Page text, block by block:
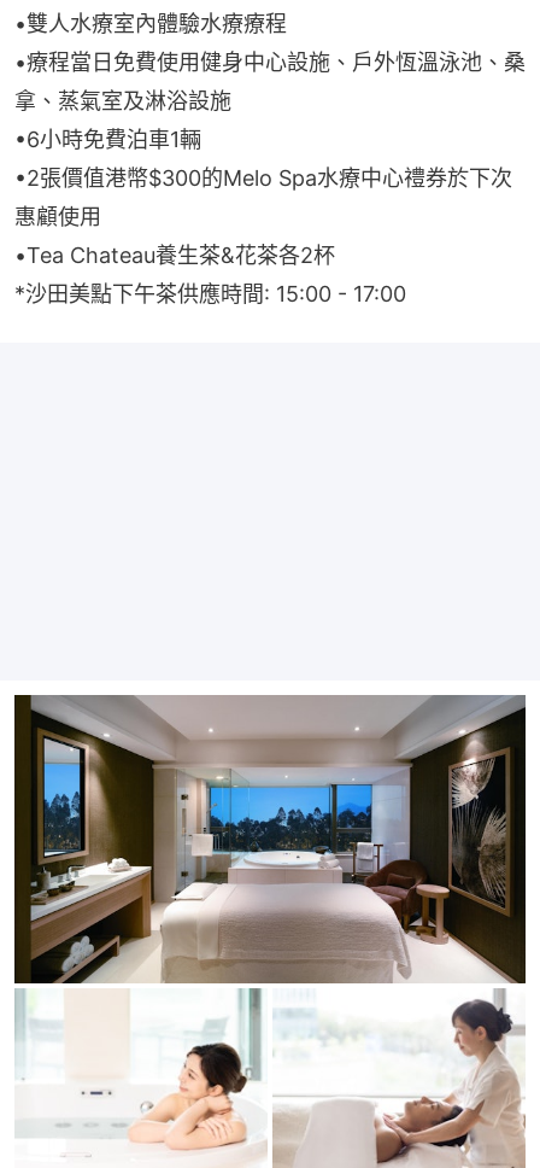
•雙人水療室內體驗水療療程
•療程當日免費使用健身中心設施、戶外恆溫泳池、桑
拿、蒸氣室及淋浴設施
•6小時免費泊車1輛
•2張價值港幣$300的Melo Spa水療中心禮券於下次
惠顧使用
•Tea Chateau養生茶&花茶各2杯
*沙田美點下午茶供應時間: 15:00 - 17:00